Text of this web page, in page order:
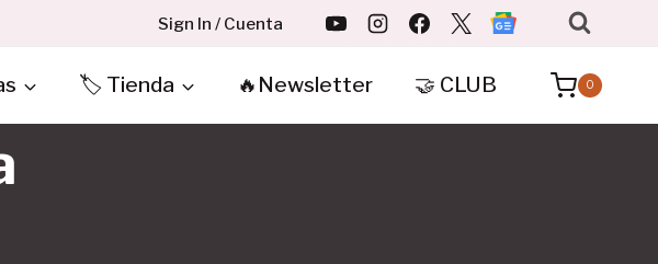
Sign In / Cuenta
🏷️ Tienda 🔥Newsletter 🤝 CLUB 0